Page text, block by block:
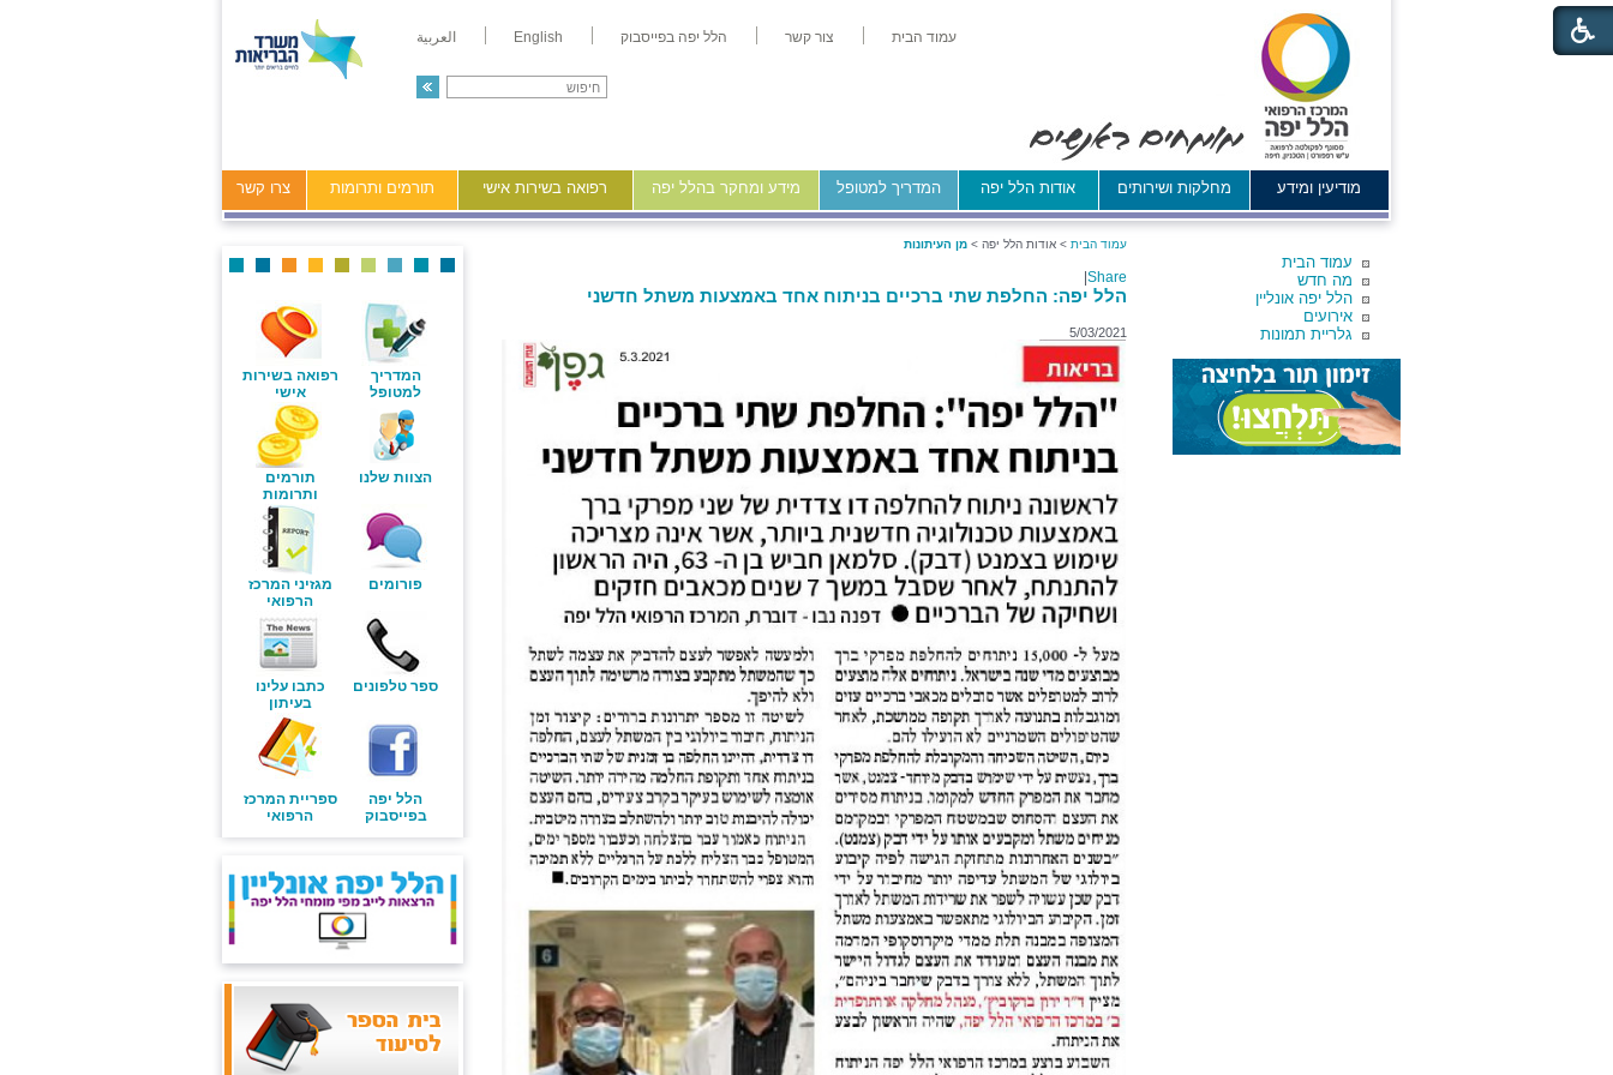
עמוד הבית צור קשר הלל יפה בפייסבוק English العربية
מודיעין ומידע מחלקות ושירותים אודות הלל יפה המדריך למטופל מידע ומחקר בהלל יפה רפואה בשירות אישי תורמים ותרומות צרו קשר
עמוד הבית
מה חדש
הלל יפה אונליין
אירועים
גלריית תמונות
עמוד הבית > אודות הלל יפה > מן העיתונות
Share
הלל יפה: החלפת שתי ברכיים בניתוח אחד באמצעות משתל חדשני
5/03/2021
המדריך
למטופל
רפואה בשירות
אישי
הצוות שלנו
תורמים
ותרומות
פורומים
מגזיני המרכז
הרפואי
ספר טלפונים
כתבו עלינו
בעיתון
הלל יפה
בפייסבוק
ספריית המרכז
הרפואי